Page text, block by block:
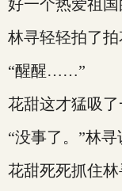
好一个热爱祖
林寻轻轻拍了拍
“醒醒……”
花甜这才猛吸了
“没事了。”林寻
花甜死死抓住